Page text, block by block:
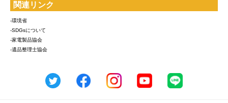
関連リンク
-環境省
-SDGsについて
-家電製品協会
-遺品整理士協会